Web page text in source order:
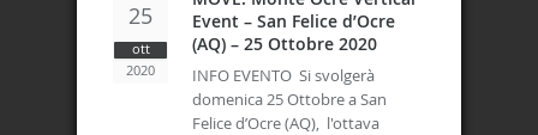
25
ott
2020
Event – San Felice d’Ocre
(AQ) – 25 Ottobre 2020
INFO EVENTO Si svolgerà
domenica 25 Ottobre a San
Felice d’Ocre (AQ), l'ottava